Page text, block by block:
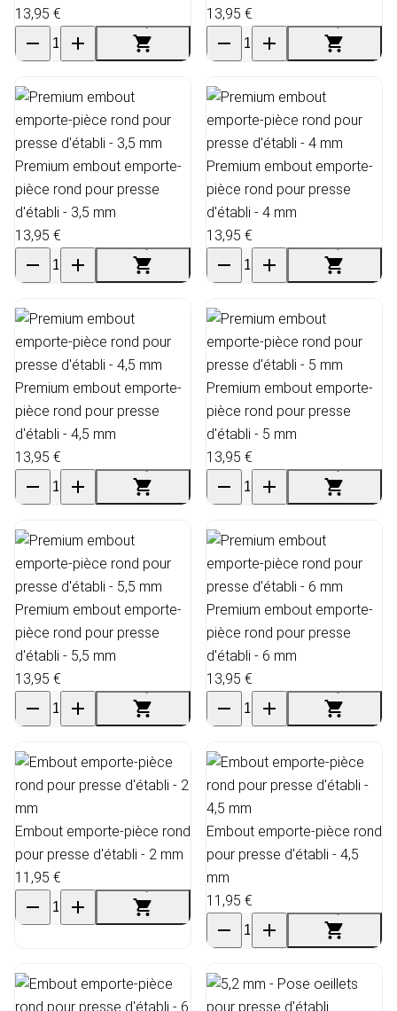
13,95 €
13,95 €
Premium embout emporte-
pièce rond pour presse
d'établi - 3,5 mm
13,95 €
Premium embout emporte-
pièce rond pour presse
d'établi - 4 mm
13,95 €
Premium embout emporte-
pièce rond pour presse
d'établi - 4,5 mm
13,95 €
Premium embout emporte-
pièce rond pour presse
d'établi - 5 mm
13,95 €
Premium embout emporte-
pièce rond pour presse
d'établi - 5,5 mm
13,95 €
Premium embout emporte-
pièce rond pour presse
d'établi - 6 mm
13,95 €
Embout emporte-pièce rond
pour presse d'établi - 2 mm
11,95 €
Embout emporte-pièce rond
pour presse d'établi - 4,5
mm
11,95 €